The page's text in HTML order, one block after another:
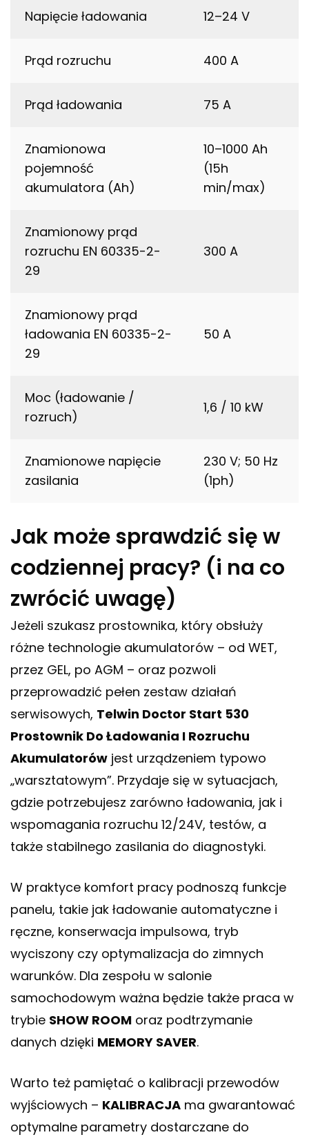
Napięcie ładowania 12–24 V
Prąd rozruchu 400 A
Prąd ładowania 75 A
Znamionowa
pojemność
akumulatora (Ah)
10–1000 Ah
(15h
min/max)
Znamionowy prąd
rozruchu EN 60335-2-
29
300 A
Znamionowy prąd
ładowania EN 60335-2-
29
50 A
Moc (ładowanie /
rozruch)
1,6 / 10 kW
Znamionowe napięcie
zasilania
230 V; 50 Hz
(1ph)
Jak może sprawdzić się w
codziennej pracy? (i na co
zwrócić uwagę)
Jeżeli szukasz prostownika, który obsłuży
różne technologie akumulatorów – od WET,
przez GEL, po AGM – oraz pozwoli
przeprowadzić pełen zestaw działań
serwisowych, Telwin Doctor Start 530
Prostownik Do Ładowania I Rozruchu
Akumulatorów jest urządzeniem typowo
„warsztatowym”. Przydaje się w sytuacjach,
gdzie potrzebujesz zarówno ładowania, jak i
wspomagania rozruchu 12/24V, testów, a
także stabilnego zasilania do diagnostyki.
W praktyce komfort pracy podnoszą funkcje
panelu, takie jak ładowanie automatyczne i
ręczne, konserwacja impulsowa, tryb
wyciszony czy optymalizacja do zimnych
warunków. Dla zespołu w salonie
samochodowym ważna będzie także praca w
trybie SHOW ROOM oraz podtrzymanie
danych dzięki MEMORY SAVER.
Warto też pamiętać o kalibracji przewodów
wyjściowych – KALIBRACJA ma gwarantować
optymalne parametry dostarczane do